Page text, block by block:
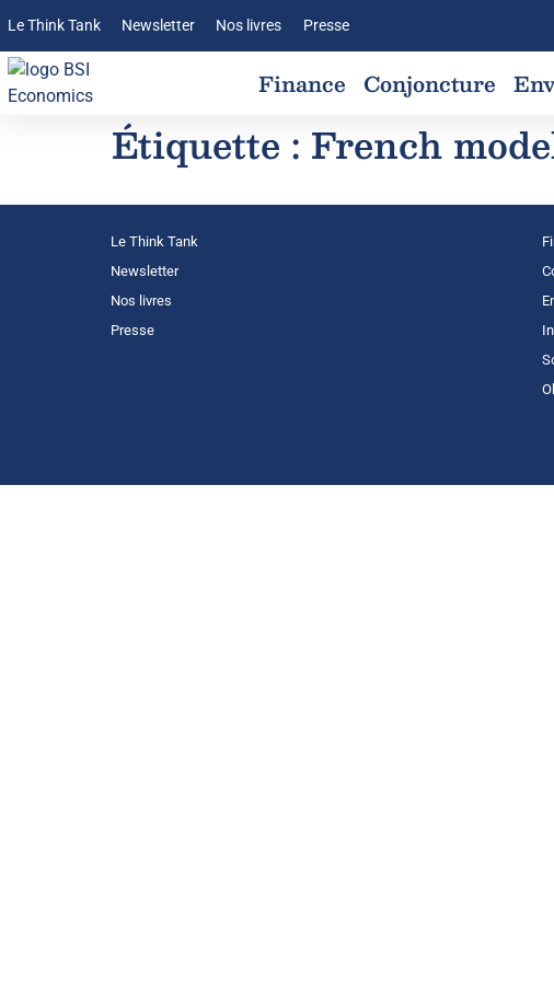
Le Think Tank Newsletter Nos livres Presse
Finance Conjoncture
Étiquette : French
Le Think Tank
Newsletter
Nos livres
Presse